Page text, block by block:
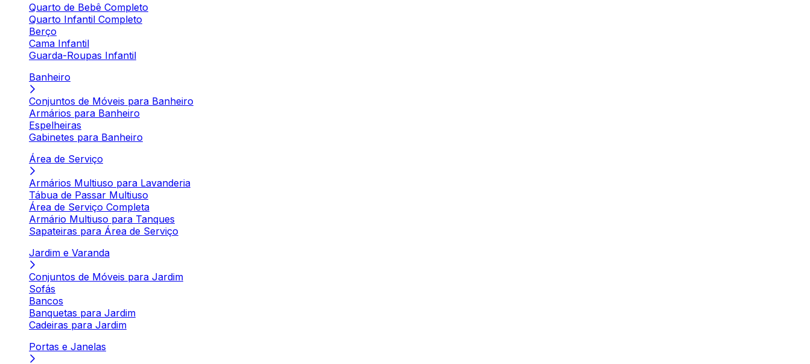
Quarto de Bebê Completo
Quarto Infantil Completo
Berço
Cama Infantil
Guarda-Roupas Infantil
Banheiro
Conjuntos de Móveis para Banheiro
Armários para Banheiro
Espelheiras
Gabinetes para Banheiro
Área de Serviço
Armários Multiuso para Lavanderia
Tábua de Passar Multiuso
Área de Serviço Completa
Armário Multiuso para Tanques
Sapateiras para Área de Serviço
Jardim e Varanda
Conjuntos de Móveis para Jardim
Sofás
Bancos
Banquetas para Jardim
Cadeiras para Jardim
Portas e Janelas